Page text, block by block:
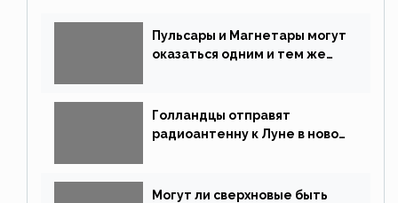
Пульсары и Магнетары могут
оказаться одним и тем же
Голландцы отправят
радиоантенну к Луне в новой
Могут ли сверхновые быть